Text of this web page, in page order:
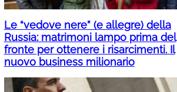
Le “vedove nere” (e allegre) della
Russia: matrimoni lampo prima del
fronte per ottenere i risarcimenti. Il
nuovo business milionario